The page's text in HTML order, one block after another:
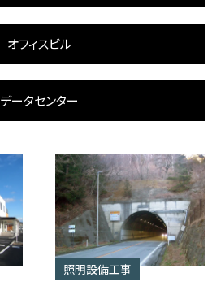
オフィスビル
データセンター
照明設備工事